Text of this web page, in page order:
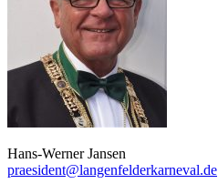
Hans-Werner Jansen
praesident@langenfelderkarneval.de